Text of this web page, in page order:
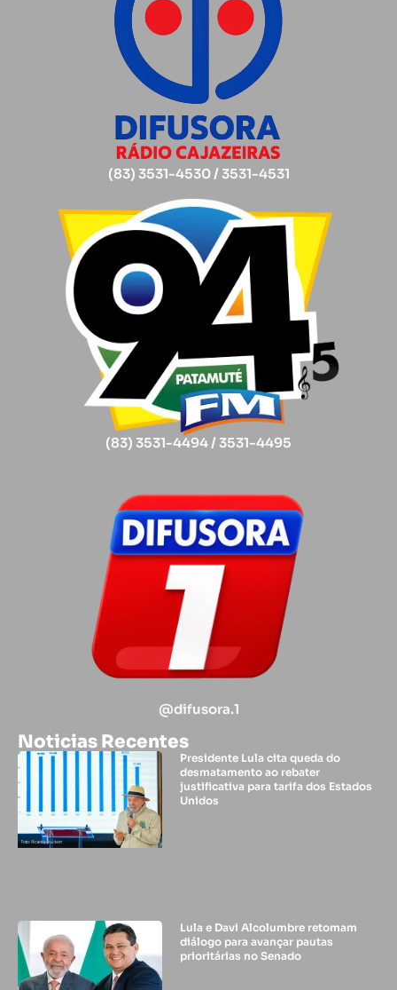
(83) 3531-4530 / 3531-4531
(83) 3531-4494 / 3531-4495
@difusora.1
Noticias Recentes
Presidente Lula cita queda do
desmatamento ao rebater
justificativa para tarifa dos Estados
Unidos
Lula e Davi Alcolumbre retomam
diálogo para avançar pautas
prioritárias no Senado